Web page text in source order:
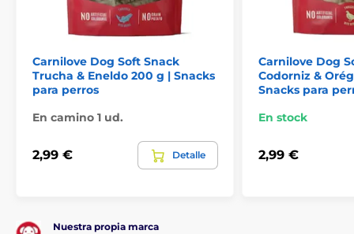
Carnilove Dog Soft Snack
Trucha & Eneldo 200 g | Snacks
para perros
En camino 1 ud.
2,99 € Detalle
Carnilove Dog
Codorniz &
Snacks para
En stock
2,99 €
Nuestra propia marca